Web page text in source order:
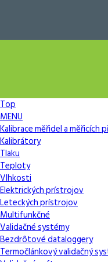
Top
MENU
Kalibrace měřidel a měřicích
Kalibrátory
Tlaku
Teploty
Vlhkosti
Elektrických prístrojov
Leteckých prístrojov
Multifunkčné
Validačné systémy
Bezdrôtové dataloggery
Termočlánkový validačný